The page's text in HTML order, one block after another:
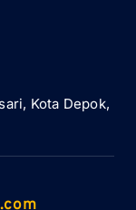
Kota Depok,